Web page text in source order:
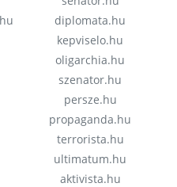
diplomata.hu
kepviselo.hu
oligarchia.hu
szenator.hu
persze.hu
propaganda.hu
terrorista.hu
ultimatum.hu
aktivista.hu